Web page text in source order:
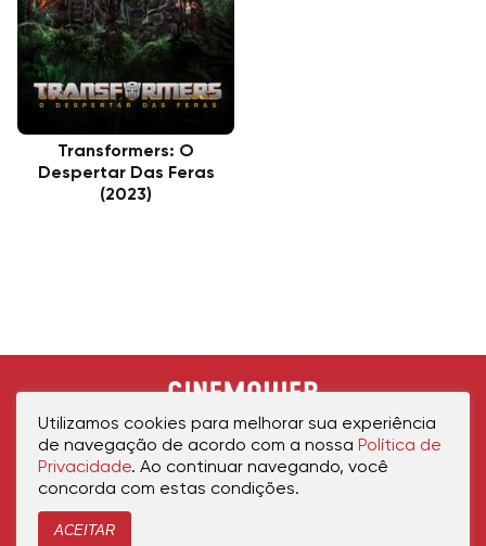
Transformers: O
Despertar Das Feras
(2023)
Utilizamos cookies para melhorar sua experiência
de navegação de acordo com a nossa Política de
Privacidade. Ao continuar navegando, você
concorda com estas condições.
ACEITAR